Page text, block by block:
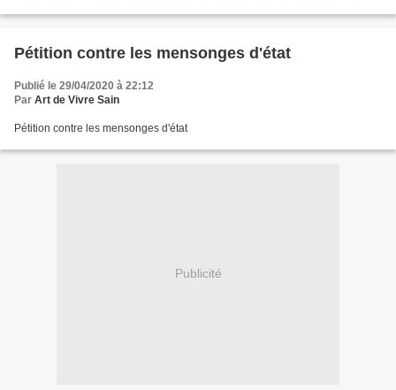
Pétition contre les mensonges d'état
Publié le 29/04/2020 à 22:12
Par Art de Vivre Sain
Pétition contre les mensonges d'état
Publicité